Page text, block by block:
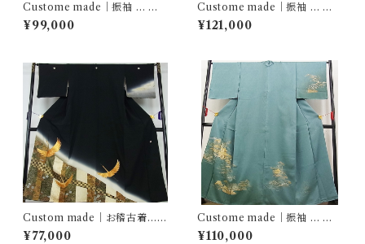
Custome made｜振袖 … 友
禅染 孔雀文
¥99,000
Custome made｜振袖 … 鴛
鴦花文
¥121,000
Custom made｜お稽古着…佐
賀錦 飛鶴名物裂花文
¥77,000
Custome made｜振袖 … 名
所風景文
¥110,000